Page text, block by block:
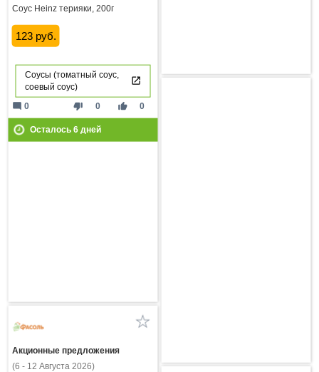
Соус Heinz терияки, 200г
123 руб.
Соусы (томатный соус,
соевый соус)
thumb_down 0 thumb_up 0
mode_comment 0
Осталось 6дней
Акционные предложения
(6 - 12 Августа 2026)